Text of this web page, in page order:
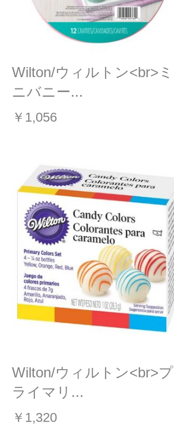
Wilton/ウィルトン<br>ミ
ニバニー...
￥1,056
Wilton/ウィルトン<br>プ
ライマリ...
￥1,320